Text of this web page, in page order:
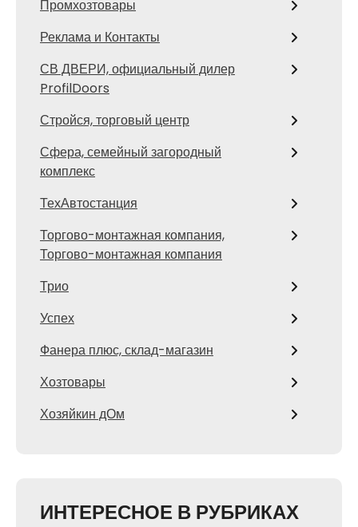
Промхозтовары
Реклама и Контакты
СВ ДВЕРИ, официальный дилер
ProfilDoors
Стройся, торговый центр
Сфера, семейный загородный
комплекс
ТехАвтостанция
Торгово-монтажная компания,
Торгово-монтажная компания
Трио
Успех
Фанера плюс, склад-магазин
Хозтовары
Хозяйкин дОм
ИНТЕРЕСНОЕ В РУБРИКАХ